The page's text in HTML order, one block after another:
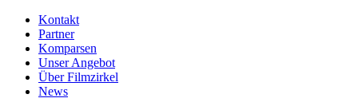
Kontakt
Partner
Komparsen
Unser Angebot
Über Filmzirkel
News